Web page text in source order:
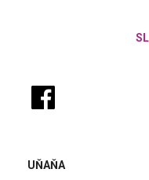
UŇAŇA